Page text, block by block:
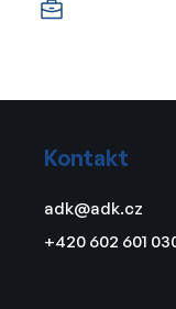
Kontakt
adk@adk.cz
+420 602 601